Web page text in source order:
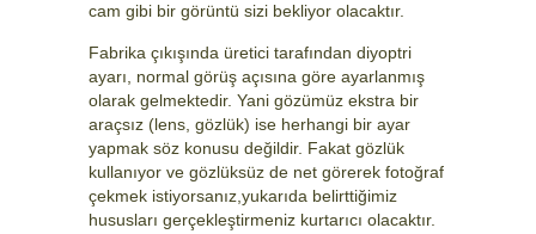
cam gibi bir görüntü sizi bekliyor olacaktır.
Fabrika çıkışında üretici tarafından diyoptri
ayarı, normal görüş açısına göre ayarlanmış
olarak gelmektedir. Yani gözümüz ekstra bir
araçsız (lens, gözlük) ise herhangi bir ayar
yapmak söz konusu değildir. Fakat gözlük
kullanıyor ve gözlüksüz de net görerek fotoğraf
çekmek istiyorsanız,yukarıda belirttiğimiz
hususları gerçekleştirmeniz kurtarıcı olacaktır.